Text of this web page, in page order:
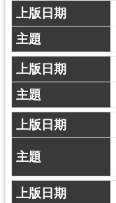
便
民
服
務
活
動
研
究
學
習